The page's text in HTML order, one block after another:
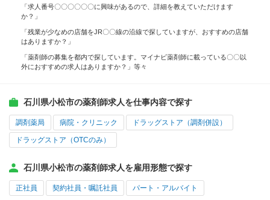
「求人番号〇〇〇〇〇〇に興味があるので、詳細を教えていただけます
か？」
「残業が少なめの店舗をJR〇〇線の沿線で探していますが、おすすめの店舗
はありますか？」
「薬剤師の募集を都内で探しています。マイナビ薬剤師に載っている〇〇以
外におすすめの求人はありますか？」等々
石川県小松市の薬剤師求人を仕事内容で探す
調剤薬局 病院・クリニック ドラッグストア（調剤併設）
ドラッグストア（OTCのみ）
石川県小松市の薬剤師求人を雇用形態で探す
正社員 契約社員・嘱託社員 パート・アルバイト